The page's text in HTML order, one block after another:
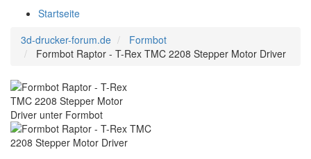
Startseite
3d-drucker-forum.de
Formbot
Formbot Raptor - T-Rex TMC 2208 Stepper Motor Driver